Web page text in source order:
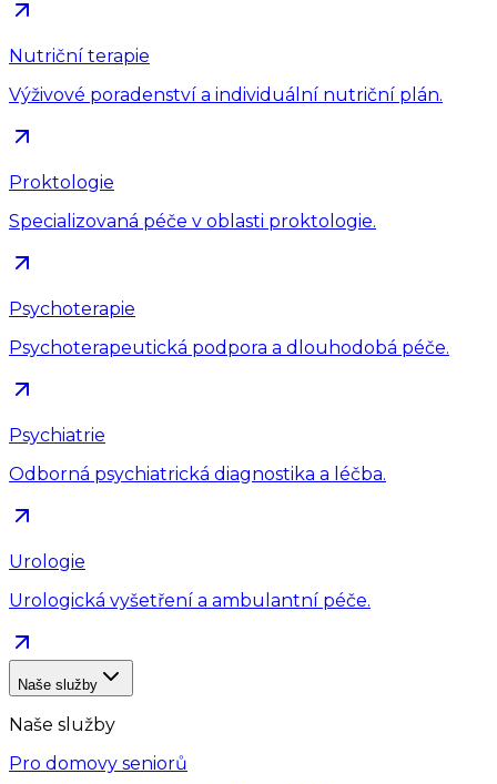
Nutriční terapie
Výživové poradenství a individuální nutriční plán.
Proktologie
Specializovaná péče v oblasti proktologie.
Psychoterapie
Psychoterapeutická podpora a dlouhodobá péče.
Psychiatrie
Odborná psychiatrická diagnostika a léčba.
Urologie
Urologická vyšetření a ambulantní péče.
Naše služby
Naše služby
Pro domovy seniorů